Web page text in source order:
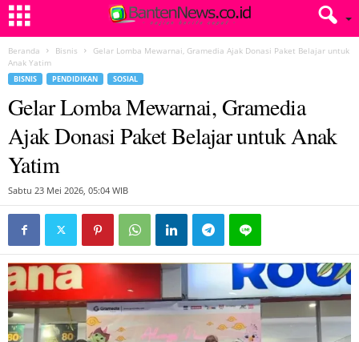
Beranda Bisnis
Gelar Lomba Mewarnai, Gramedia Ajak Donasi Paket Belajar untuk
Anak Yatim
BISNIS PENDIDIKAN SOSIAL
Gelar Lomba Mewarnai, Gramedia
Ajak Donasi Paket Belajar untuk Anak
Yatim
Sabtu 23 Mei 2026, 05:04 WIB